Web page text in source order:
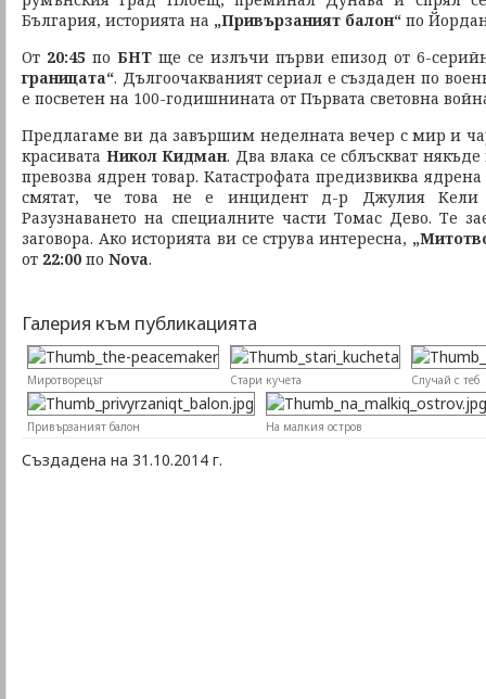
България, историята на „Привързаният балон“ по
От 20:45 по БНТ ще се излъчи първи епизод от 6-
границата“. Дългоочакваният сериал е създаден по
е посветен на 100-годишнината от Първата световна
Предлагаме ви да завършим неделната вечер с мир и
красивата Никол Кидман. Два влака се сблъскват
превозва ядрен товар. Катастрофата предизвиква
смятат, че това не е инцидент д-р Джулия Кели
Разузнаването на специалните части Томас Дево. Те
заговора. Ако историята ви се струва интересна,
от 22:00 по Nova.
Галерия към публикацията
Миротворецът Стари кучета Случай с теб
Привързаният балон На малкия остров
Създадена на 31.10.2014 г.